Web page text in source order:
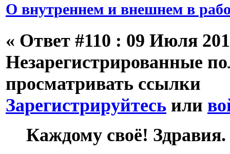
О внутреннем и внешнем в
« Ответ #110 : 09 Июля
Незарегистрированные
просматривать ссылки
Зарегистрируйтесь или
Каждому своё! Здравия.